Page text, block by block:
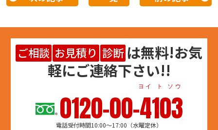
ご相談 お見積り 診断 は無料!お気
軽にご連絡下さい!!
0120-00-4103
ヨイ ト ソウ
電話受付時間10:00～17:00（水曜定休）